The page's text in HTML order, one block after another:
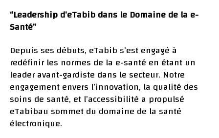
“Leadership d’eTabib dans le Domaine de la e-
Santé”
Depuis ses débuts, eTabib s’est engagé à
redéfinir les normes de la e-santé en étant un
leader avant-gardiste dans le secteur. Notre
engagement envers l’innovation, la qualité des
soins de santé, et l’accessibilité a propulsé
eTabibau sommet du domaine de la santé
électronique.